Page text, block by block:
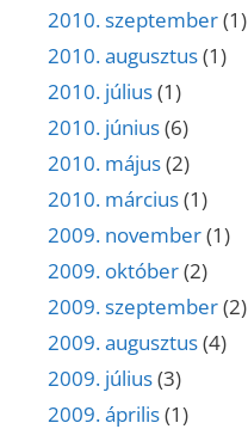
2010. szeptember(1)
2010. augusztus(1)
2010. július(1)
2010. június(6)
2010. május(2)
2010. március(1)
2009. november(1)
2009. október(2)
2009. szeptember(2)
2009. augusztus(4)
2009. július(3)
2009. április(1)